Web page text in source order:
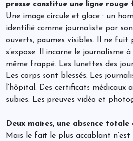
presse constitue une ligne rouge
Une image circule et glace : un
identifié comme journaliste par
ouverts, paumes visibles. Il ne fuit
s’expose. Il incarne le journalisme
même frappé. Les lunettes des
Les corps sont blessés. Les
l’hôpital. Des certificats médicaux
subies. Les preuves vidéo et
Deux maires, une absence totale
Mais le fait le plus accablant n’est